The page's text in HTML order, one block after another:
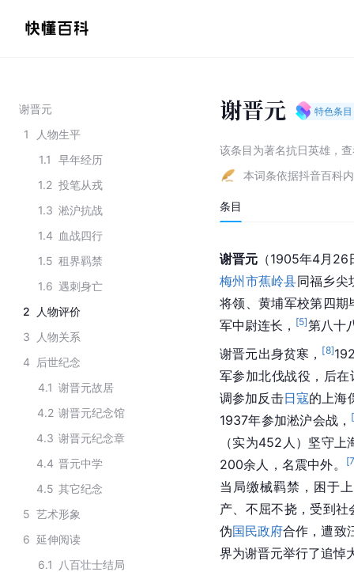
谢晋元
1
人物生平
1.1
早年经历
1.2 投笔从戎
1.3 淞沪抗战
1.4 血战四行
1.5 租界羁禁
1.6 遇刺身亡
2
人物评价
3
人物关系
4
后世纪念
4.1 谢晋元故居
4.2 谢晋元纪念馆
4.3 谢晋元纪念章
4.4 晋元中学
4.5 其它纪念
5 艺术形象
6 延伸阅读
6.1
八百壮士结局
谢晋元 特色条目
该条目为著名抗日英雄 ，
本词条依据抖音百科
条目
谢晋元 （1905年4月
梅州市蕉岭县同福乡尖
将领、黄埔军校第四期
军中尉连长， [5]第八十
谢晋元出身贫寒， [8]
军参加北伐战役，后在
调参加反击日寇的上海
1937年参加淞沪会战， [
（实为452人）坚守
200余人，名震中外。
[
当局缴械羁禁，困于
产、不屈不挠，受到社
伪国民政府合作，遭致
界为谢晋元举行了追悼